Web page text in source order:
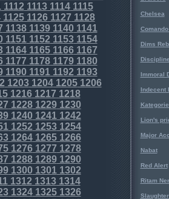
1112 111311141115
112511261127 1128
1138113911401141
11511152 11531154
1164116511661167
1177 117811791180
119011911192 1193
1203120412051206
12161217 1218
122812291230
124012411242
1252 12531254
126412651266
12761277 1278
128812891290
130013011302
1312 13131314
132413251326
Chelsea
Dims
Immoral
Indecent
Lion's
Major
Nabat
Red Alert
Ritam